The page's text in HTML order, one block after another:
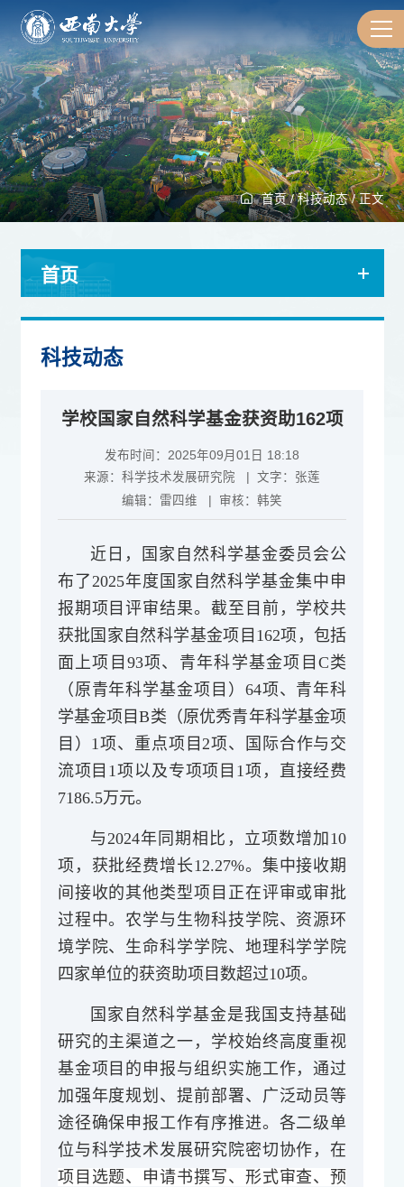
首页/科技动态/正文
首页
科技动态
学校国家自然科学基金获资助162项
发布时间：2025年09月01日 18:18
来源： 科学技术发展研究院 | 文字： 张莲
编辑： 雷四维 | 审核： 韩笑
近日，国家自然科学基金委员会公
布了2025年度国家自然科学基金集中申
报期项目评审结果。截至目前，学校共
获批国家自然科学基金项目162项，包括
面上项目93项、青年科学基金项目C类
（原青年科学基金项目）64项、青年科
学基金项目B类（原优秀青年科学基金项
目）1项、重点项目2项、国际合作与交
流项目1项以及专项项目1项，直接经费
7186.5万元。
与2024年同期相比，立项数增加10
项，获批经费增长12.27%。集中接收期
间接收的其他类型项目正在评审或审批
过程中。农学与生物科技学院、资源环
境学院、生命科学学院、地理科学学院
四家单位的获资助项目数超过10项。
国家自然科学基金是我国支持基础
研究的主渠道之一，学校始终高度重视
基金项目的申报与组织实施工作，通过
加强年度规划、提前部署、广泛动员等
途径确保申报工作有序推进。各二级单
位与科学技术发展研究院密切协作，在
项目选题、申请书撰写、形式审查、预